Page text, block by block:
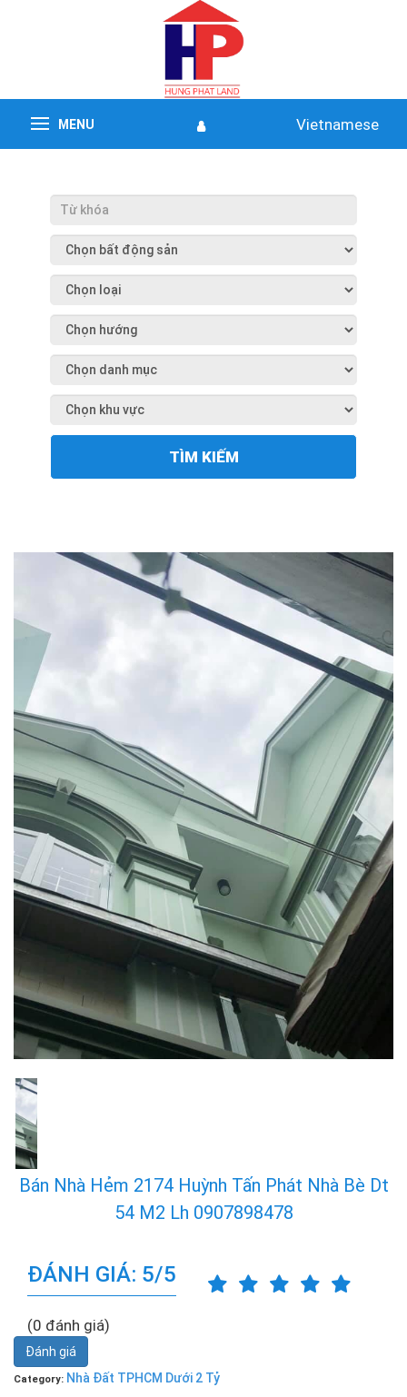
MENU Vietnamese
TÌM KIẾM
Bán Nhà Hẻm 2174 Huỳnh Tấn Phát Nhà Bè Dt
54 M2 Lh 0907898478
ĐÁNH GIÁ: 5/5
(0 đánh giá)
Đánh giá
Category: Nhà Đất TPHCM Dưới 2 Tỷ